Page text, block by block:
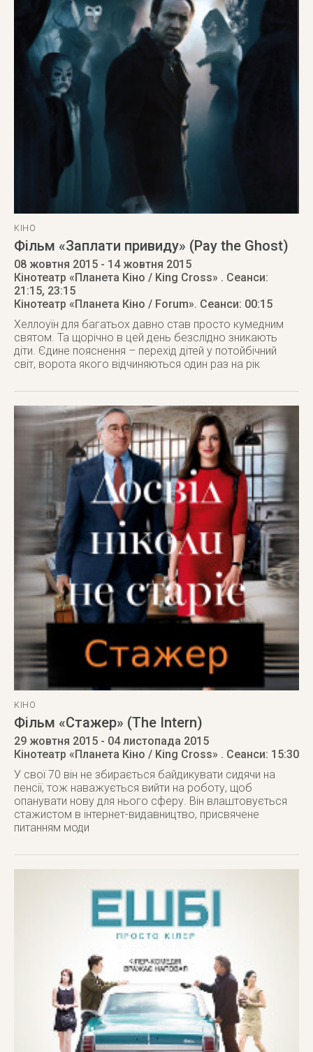
КІНО
Фільм «Заплати привиду» (Pay the Ghost)
08 жовтня 2015 - 14 жовтня 2015
Кінотеатр «Планета Кіно / King Cross» . Сеанси:
21:15, 23:15
Кінотеатр «Планета Кіно / Forum». Сеанси: 00:15
Хеллоуїн для багатьох давно став просто кумедним
святом. Та щорічно в цей день безслідно зникають
діти. Єдине пояснення – перехід дітей у потойбічний
світ, ворота якого відчиняються один раз на рік
КІНО
Фільм «Стажер» (The Intern)
29 жовтня 2015 - 04 листопада 2015
Кінотеатр «Планета Кіно / King Cross» . Сеанси: 15:30
У свої 70 він не збирається байдикувати сидячи на
пенсії, тож наважується вийти на роботу, щоб
опанувати нову для нього сферу. Він влаштовується
стажистом в інтернет-видавництво, присвячене
питанням моди